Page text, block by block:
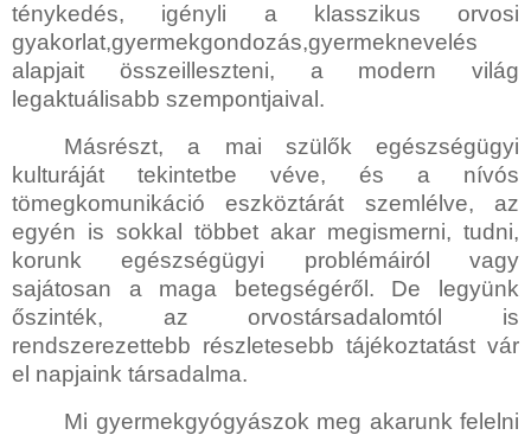
ténykedés, igényli a klasszikus orvosi
gyakorlat,gyermekgondozás,gyermeknevelés
alapjait összeilleszteni, a modern világ
legaktuálisabb szempontjaival.
Másrészt, a mai szülők egészségügyi
kulturáját tekintetbe véve, és a nívós
tömegkomunikáció eszköztárát szemlélve, az
egyén is sokkal többet akar megismerni, tudni,
korunk egészségügyi problémáiról vagy
sajátosan a maga betegségéről. De legyünk
őszinték, az orvostársadalomtól is
rendszerezettebb részletesebb tájékoztatást vár
el napjaink társadalma.
Mi gyermekgyógyászok meg akarunk felelni